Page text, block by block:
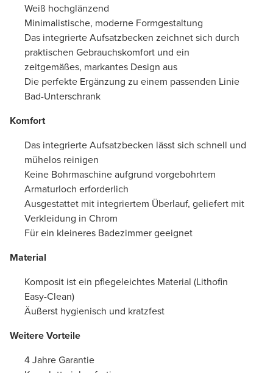
Weiß hochglänzend
Minimalistische, moderne Formgestaltung
Das integrierte Aufsatzbecken zeichnet sich durch
praktischen Gebrauchskomfort und ein
zeitgemäßes, markantes Design aus
Die perfekte Ergänzung zu einem passenden Linie
Bad-Unterschrank
Komfort
Das integrierte Aufsatzbecken lässt sich schnell und
mühelos reinigen
Keine Bohrmaschine aufgrund vorgebohrtem
Armaturloch erforderlich
Ausgestattet mit integriertem Überlauf, geliefert mit
Verkleidung in Chrom
Für ein kleineres Badezimmer geeignet
Material
Komposit ist ein pflegeleichtes Material (Lithofin
Easy-Clean)
Äußerst hygienisch und kratzfest
Weitere Vorteile
4 Jahre Garantie